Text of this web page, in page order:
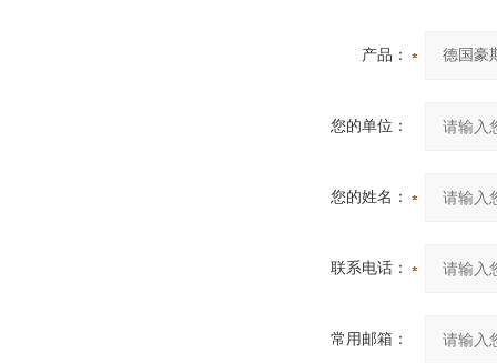
产品：
您的单位：
您的姓名：
联系电话：
常用邮箱：